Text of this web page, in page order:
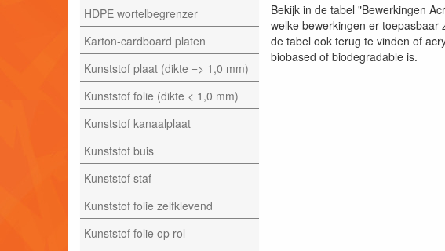
HDPE wortelbegrenzer
Karton-cardboard platen
Kunststof plaat (dikte => 1,0 mm)
Kunststof folie (dikte < 1,0 mm)
Kunststof kanaalplaat
Kunststof buis
Kunststof staf
Kunststof folie zelfklevend
Kunststof folie op rol
Bekijk in de tabel "Bewerkingen
welke bewerkingen er toepasbaar
de tabel ook terug te vinden of
biobased of biodegradable is.